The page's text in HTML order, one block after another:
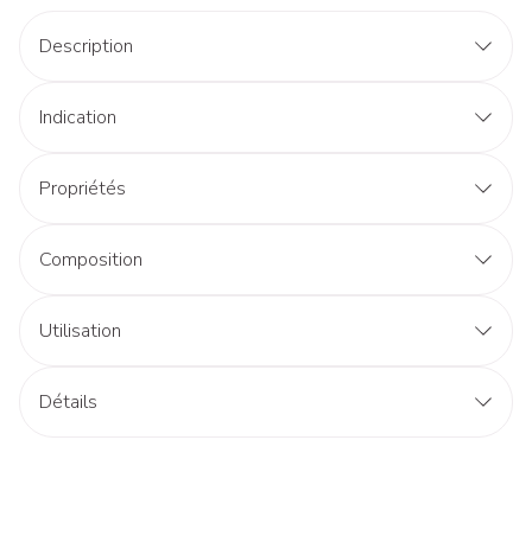
Description
Indication
Propriétés
Composition
Utilisation
Détails